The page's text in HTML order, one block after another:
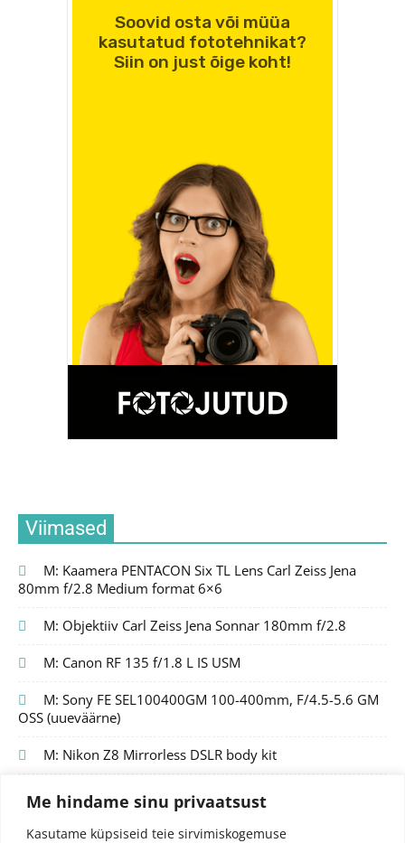
Me hindame sinu privaatsust
Kasutame küpsiseid teie sirvimiskogemuse
Viimased
M: Kaamera PENTACON Six TL Lens Carl Zeiss Jena
80mm f/2.8 Medium format 6×6
M: Objektiiv Carl Zeiss Jena Sonnar 180mm f/2.8
M: Canon RF 135 f/1.8 L IS USM
M: Sony FE SEL100400GM 100-400mm, F/4.5-5.6 GM
OSS (uueväärne)
M: Nikon Z8 Mirrorless DSLR body kit